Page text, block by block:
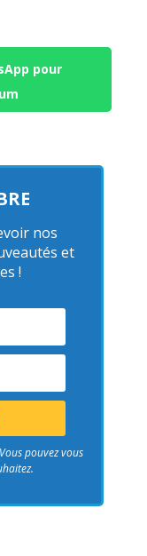
pour
nos
et
!
pouvez vous